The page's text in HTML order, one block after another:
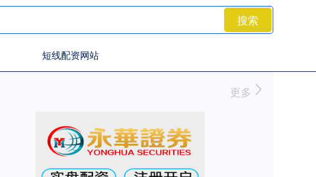
搜索
短线配资网站
更多